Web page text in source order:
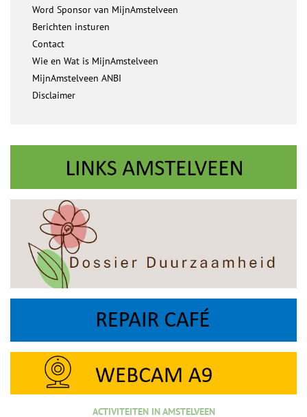
Word Sponsor van MijnAmstelveen
Berichten insturen
Contact
Wie en Wat is MijnAmstelveen
MijnAmstelveen ANBI
Disclaimer
ACTIVITEITEN IN AMSTELVEEN